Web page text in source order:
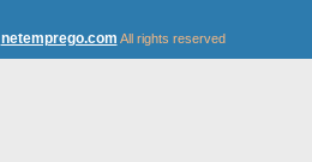
netemprego.com All rights reserved